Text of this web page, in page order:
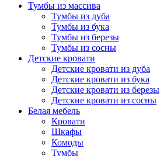
Тумбы из массива
Тумбы из дуба
Тумбы из бука
Тумбы из березы
Тумбы из сосны
Детские кровати
Детские кровати из дуба
Детские кровати из бука
Детские кровати из березы
Детские кровати из сосны
Белая мебель
Кровати
Шкафы
Комоды
Тумбы